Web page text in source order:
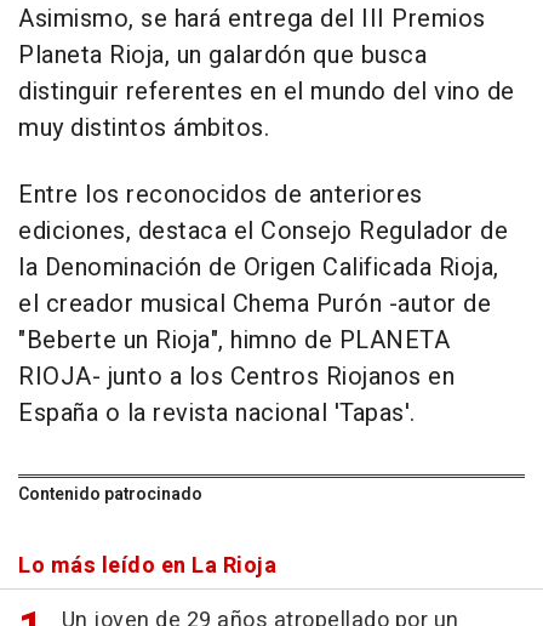
Asimismo, se hará entrega del III Premios
Planeta Rioja, un galardón que busca
distinguir referentes en el mundo del vino de
muy distintos ámbitos.
Entre los reconocidos de anteriores
ediciones, destaca el Consejo Regulador de
la Denominación de Origen Calificada Rioja,
el creador musical Chema Purón -autor de
"Beberte un Rioja", himno de PLANETA
RIOJA- junto a los Centros Riojanos en
España o la revista nacional 'Tapas'.
Contenido patrocinado
Lo más leído en La Rioja